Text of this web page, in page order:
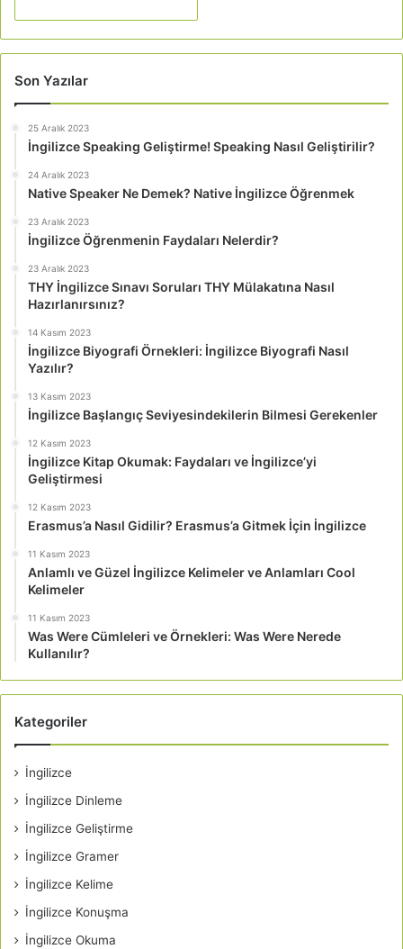
Son Yazılar
25 Aralık 2023
İngilizce Speaking Geliştirme! Speaking Nasıl Geliştirilir?
24 Aralık 2023
Native Speaker Ne Demek? Native İngilizce Öğrenmek
23 Aralık 2023
İngilizce Öğrenmenin Faydaları Nelerdir?
23 Aralık 2023
THY İngilizce Sınavı Soruları THY Mülakatına Nasıl
Hazırlanırsınız?
14 Kasım 2023
İngilizce Biyografi Örnekleri: İngilizce Biyografi Nasıl
Yazılır?
13 Kasım 2023
İngilizce Başlangıç Seviyesindekilerin Bilmesi Gerekenler
12 Kasım 2023
İngilizce Kitap Okumak: Faydaları ve İngilizce’yi
Geliştirmesi
12 Kasım 2023
Erasmus’a Nasıl Gidilir? Erasmus’a Gitmek İçin İngilizce
11 Kasım 2023
Anlamlı ve Güzel İngilizce Kelimeler ve Anlamları Cool
Kelimeler
11 Kasım 2023
Was Were Cümleleri ve Örnekleri: Was Were Nerede
Kullanılır?
Kategoriler
İngilizce
İngilizce Dinleme
İngilizce Geliştirme
İngilizce Gramer
İngilizce Kelime
İngilizce Konuşma
İngilizce Okuma